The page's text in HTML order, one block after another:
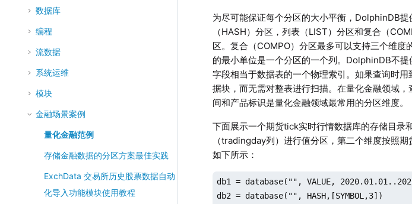
数据库
编程
流数据
系统运维
模块
金融场景案例
量化金融范例
存储金融数据的分区方案最佳实践
ExchData 交易所历史股票数据自动
化导入功能模块使用教程
为尽可能保证每个分区的大小平衡，DolphinDB
（HASH）分区，列表（LIST）分区和复合（
区。复合（COMPO）分区最多可以支持三个维
的最小单位是一个分区的一个列。DolphinDB不
字段相当于数据表的一个物理索引。如果查询时
据块，而无需对整表进行扫描。在量化金融领域
间和产品标识是量化金融领域最常用的分区维度。
下面展示一个期货tick实时行情数据库的存储目录
（tradingday列）进行值分区，第二个维度按照
如下所示：
db1 = database("", VALUE,
db2 = database("", HASH,[SYMBOL,3])